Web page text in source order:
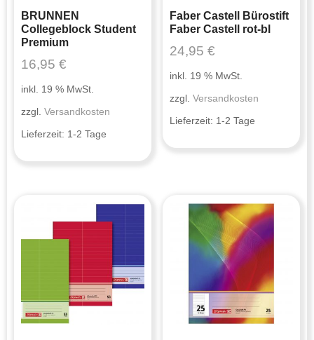
BRUNNEN
Collegeblock Student
Premium
16,95 €
inkl. 19 % MwSt.
zzgl. Versandkosten
Lieferzeit: 1-2 Tage
Faber Castell Bürostift
Faber Castell rot-bl
24,95€
inkl. 19 % MwSt.
zzgl.Versandkosten
Lieferzeit: 1-2 Tage